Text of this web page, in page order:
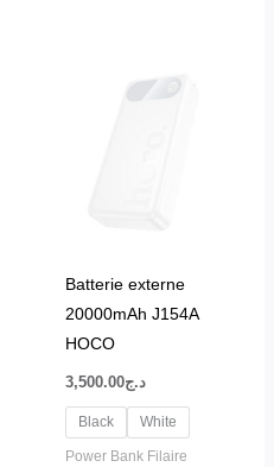
Batterie externe
20000mAh J154A
HOCO
د.ج3,500.00
Black White
Power Bank Filaire
produit
être
page
du